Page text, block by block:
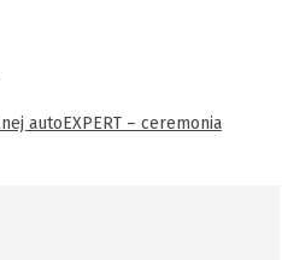
autoEXPERT – ceremonia